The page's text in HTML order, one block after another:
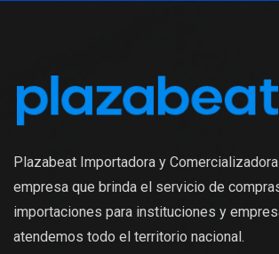
Plazabeat Importadora y
empresa que brinda el servicio de
importaciones para instituciones y
atendemos todo el territorio nacional.